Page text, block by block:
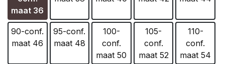
maat 36
90-conf.
maat 46
95-conf.
maat 48
100-
conf.
maat 50
105-
conf.
maat 52
110-
conf.
maat 54